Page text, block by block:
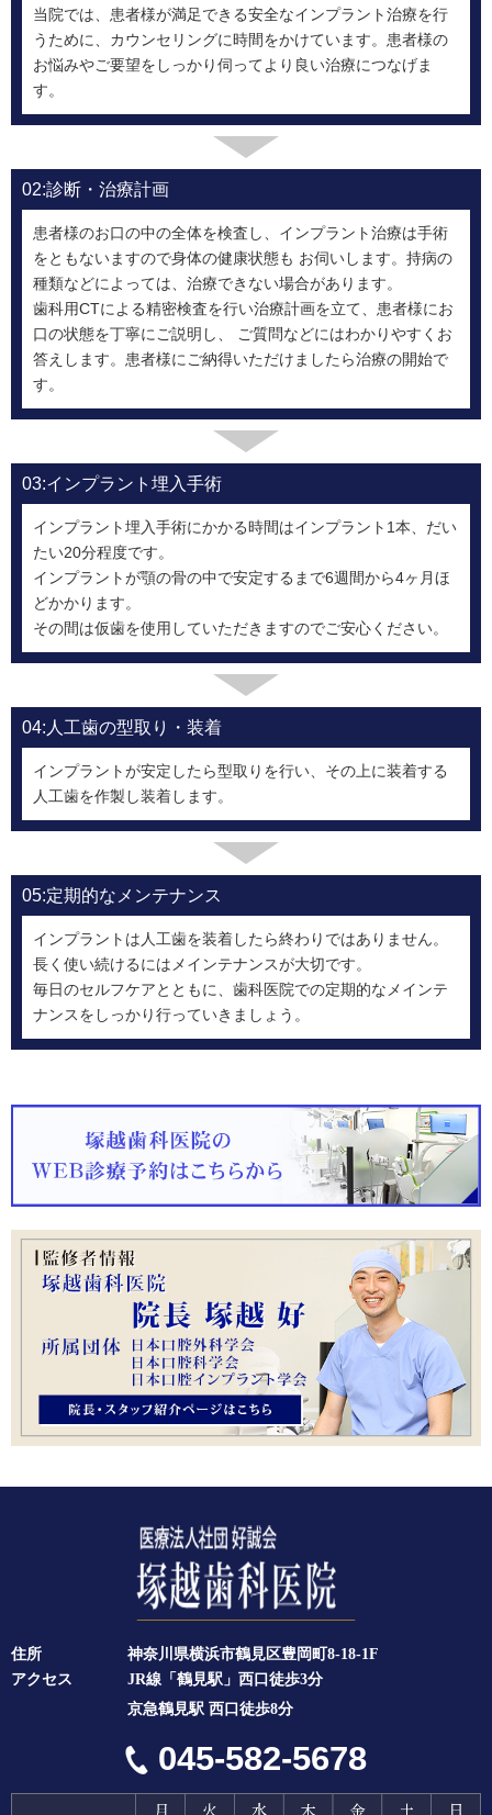
当院では、患者様が満足できる安全なインプラント治療を行
うために、カウンセリングに時間をかけています。患者様の
お悩みやご要望をしっかり伺ってより良い治療につなげま
す。
02:診断・治療計画
患者様のお口の中の全体を検査し、インプラント治療は手術
をともないますので身体の健康状態も お伺いします。持病の
種類などによっては、治療できない場合があります。
歯科用CTによる精密検査を行い治療計画を立て、患者様にお
口の状態を丁寧にご説明し、 ご質問などにはわかりやすくお
答えします。患者様にご納得いただけましたら治療の開始で
す。
03:インプラント埋入手術
インプラント埋入手術にかかる時間はインプラント1本、だい
たい20分程度です。
インプラントが顎の骨の中で安定するまで6週間から4ヶ月ほ
どかかります。
その間は仮歯を使用していただきますのでご安心ください。
04:人工歯の型取り・装着
インプラントが安定したら型取りを行い、その上に装着する
人工歯を作製し装着します。
05:定期的なメンテナンス
インプラントは人工歯を装着したら終わりではありません。
長く使い続けるにはメインテナンスが大切です。
毎日のセルフケアとともに、歯科医院での定期的なメインテ
ナンスをしっかり行っていきましょう。
住所
神奈川県横浜市鶴見区豊岡町8-18-1F
アクセス
JR線「鶴見駅」西口徒歩3分
京急鶴見駅 西口徒歩8分
045-582-5678